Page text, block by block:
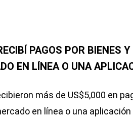
PAGOS POR BIENES
EN LÍNEA O UNA
más de US$5,000 en
en línea o una aplicación